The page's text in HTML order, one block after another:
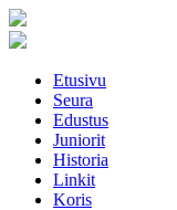
Etusivu
Seura
Edustus
Juniorit
Historia
Linkit
Koris